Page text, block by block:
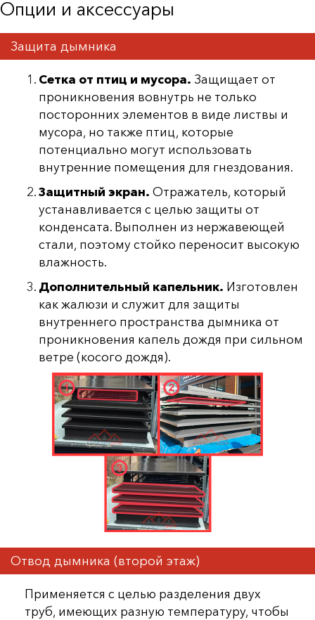
Опции и аксессуары
Защита дымника
Сетка от птиц и мусора. Защищает от
проникновения вовнутрь не только
посторонних элементов в виде листвы и
мусора, но также птиц, которые
потенциально могут использовать
внутренние помещения для гнездования.
Защитный экран. Отражатель, который
устанавливается с целью защиты от
конденсата. Выполнен из нержавеющей
стали, поэтому стойко переносит высокую
влажность.
Дополнительный капельник. Изготовлен
как жалюзи и служит для защиты
внутреннего пространства дымника от
проникновения капель дождя при сильном
ветре (косого дождя).
Отвод дымника (второй этаж)
Применяется с целью разделения двух
труб, имеющих разную температуру, чтобы